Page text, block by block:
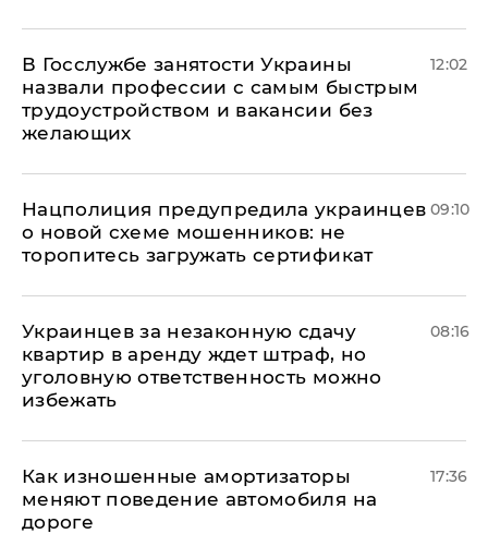
В Госслужбе занятости Украины
назвали профессии с самым быстрым
трудоустройством и вакансии без
желающих
12:02
Нацполиция предупредила украинцев
о новой схеме мошенников: не
торопитесь загружать сертификат
09:10
Украинцев за незаконную сдачу
квартир в аренду ждет штраф, но
уголовную ответственность можно
избежать
08:16
Как изношенные амортизаторы
меняют поведение автомобиля на
дороге
17:36